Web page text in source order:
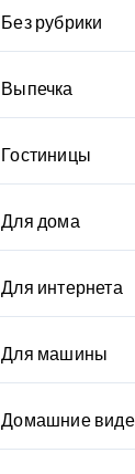
Без рубрики
Выпечка
Гостиницы
Для дома
Для интернета
Для машины
Домашние